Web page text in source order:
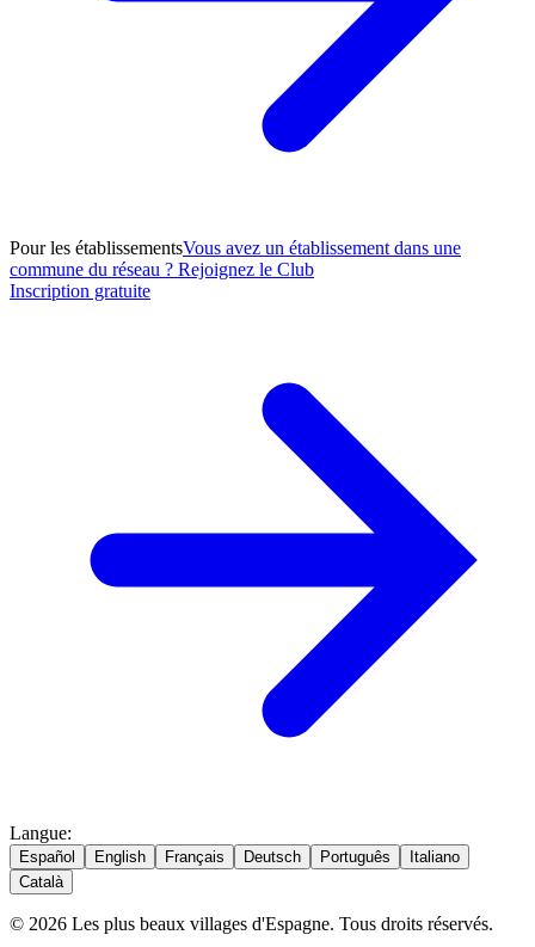
Pour les établissementsVous avez un établissement dans une
commune du réseau ? Rejoignez le Club
Inscription gratuite
Langue:
Español English Français Deutsch Português
Italiano
Català
© 2026 Les plus beaux villages d'Espagne. Tous droits réservés.